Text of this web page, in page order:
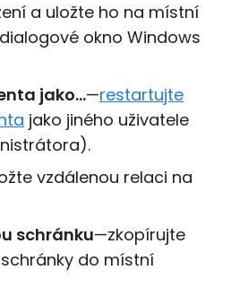
a uložte ho na místní
okno Windows
jako...—restartujte
jako jiného uživatele
vzdálenou relaci na
schránku—zkopírujte
do místní